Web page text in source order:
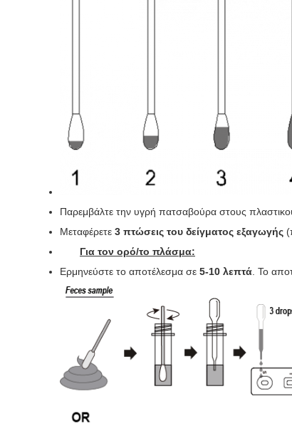
Παρεμβάλτε την υγρή πατσαβούρα στους
Μεταφέρετε 3 πτώσεις του δείγματος εξαγωγής
Για τον ορό/το πλάσμα:
Ερμηνεύστε το αποτέλεσμα σε 5-10 λεπτά . Το